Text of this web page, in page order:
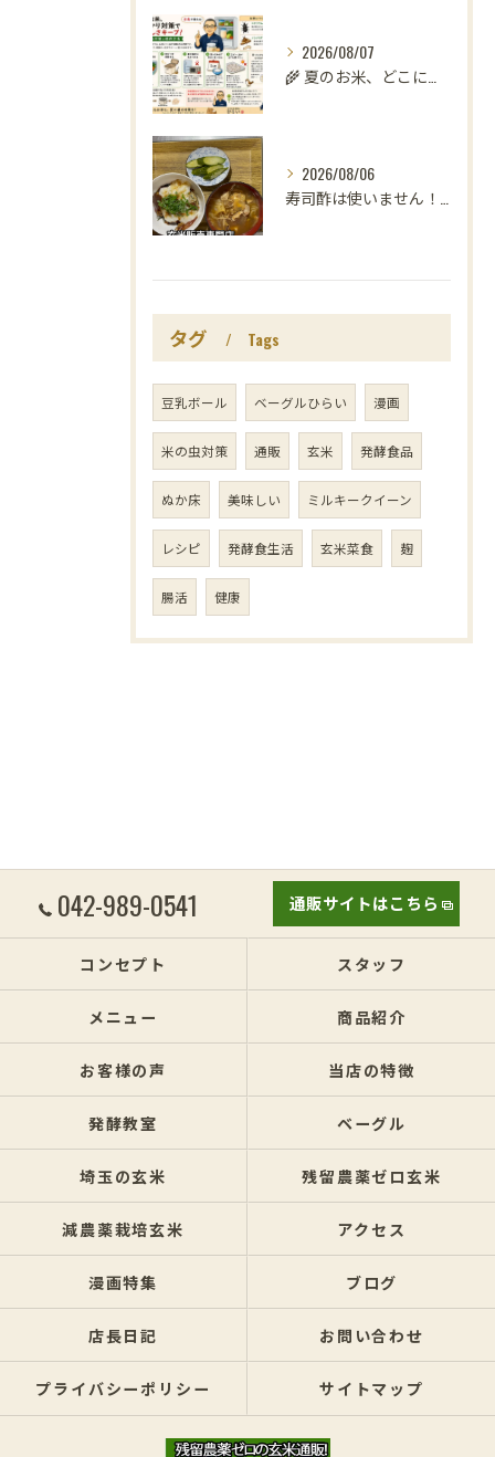
2026/08/07
2026/08/06
タグ Tags
豆乳ボール ベーグルひらい 漫画
米の虫対策 通販 玄米 発酵食品
ぬか床 美味しい ミルキークイーン
レシピ 発酵食生活 玄米菜食 麹
腸活 健康
042-989-0541 通販サイトはこちら
コンセプト スタッフ
メニュー 商品紹介
お客様の声 当店の特徴
発酵教室 ベーグル
埼玉の玄米 残留農薬ゼロ玄米
減農薬栽培玄米 アクセス
漫画特集 ブログ
店長日記 お問い合わせ
プライバシーポリシー サイトマップ